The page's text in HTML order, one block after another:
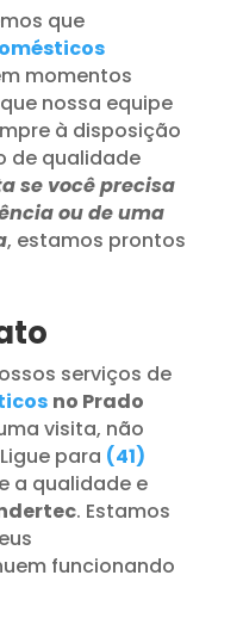
que
momentos
nossa equipe
à disposição
de qualidade
se você precisa
ou de uma
, estamos prontos
serviços de
no Prado
visita, não
para (41)
a qualidade e
. Estamos
funcionando